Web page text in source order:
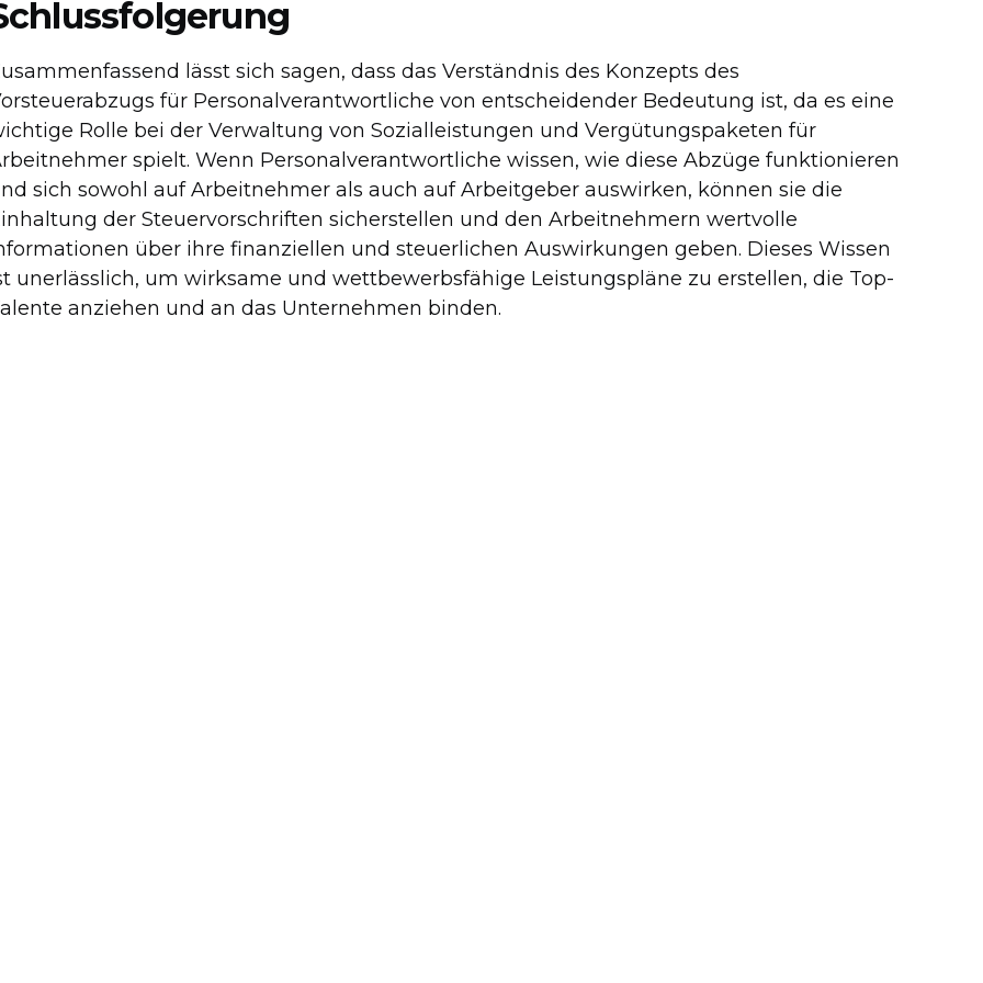
lässt sich sagen, dass das Verständnis des Konzepts des
für Personalverantwortliche von entscheidender Bedeutung ist, da es eine
Rolle bei der Verwaltung von Sozialleistungen und Vergütungspaketen für
spielt. Wenn Personalverantwortliche wissen, wie diese Abzüge funktionieren
sich sowohl auf Arbeitnehmer als auch auf Arbeitgeber auswirken, können sie die
der Steuervorschriften sicherstellen und den Arbeitnehmern wertvolle
über ihre finanziellen und steuerlichen Auswirkungen geben. Dieses Wissen
unerlässlich, um wirksame und wettbewerbsfähige Leistungspläne zu erstellen, die Top-
anziehen und an das Unternehmen binden.